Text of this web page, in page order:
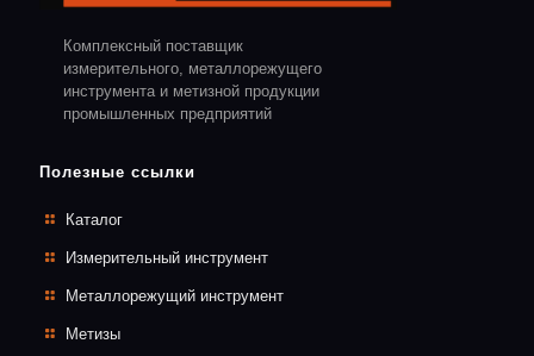
Комплексный поставщик
измерительного, металлорежущего
инструмента и метизной продукции
промышленных предприятий
Полезные ссылки
Каталог
Измерительный инструмент
Металлорежущий инструмент
Метизы